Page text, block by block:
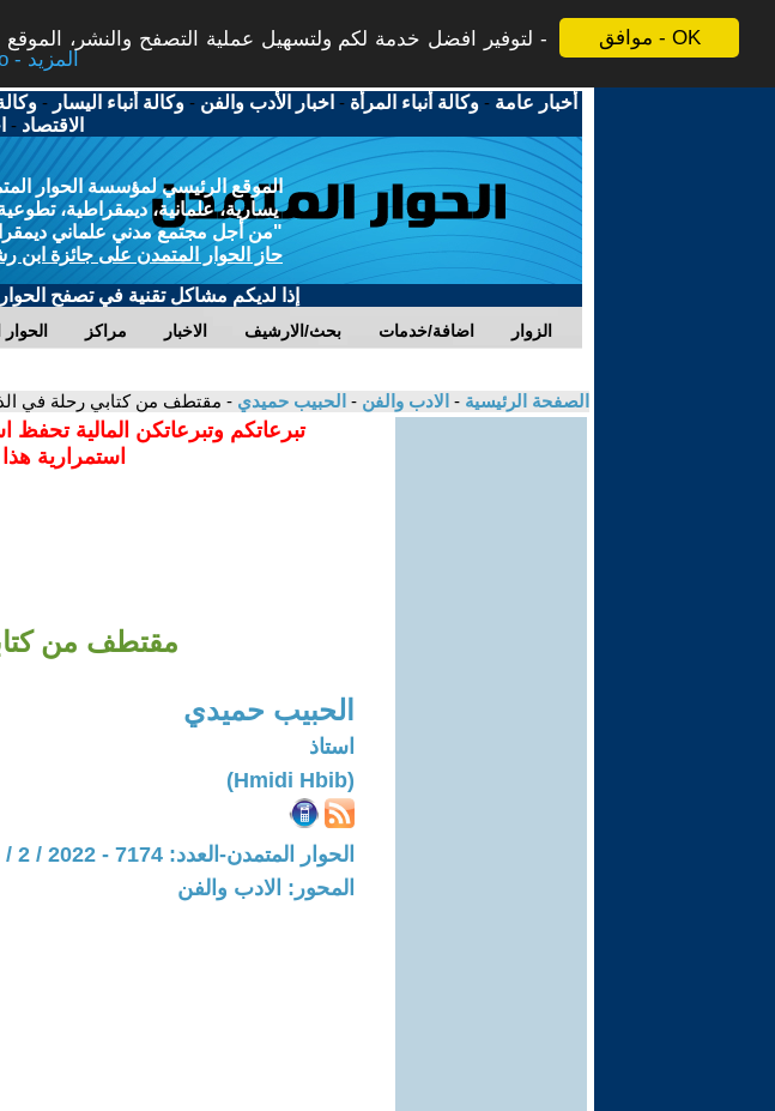
موافق - OK
لتوفير افضل خدمة لكم ولتسهيل عملية التصفح والنشر،
More info - المزيد
أخبار عامة -وكالة أنباء المرأة - اخبار الأدب والفن -وكالة أنباء اليسار -
الاقتصاد -
الموقع الرئيسي لمؤسسة الحوار
يسارية، علمانية، ديمقراطية،
"من أجل مجتمع مدني علماني
حاز الحوار المتمدن على جائزة ابن
إذا لديكم مشاكل تقنية في تصفح
مراكز الاخبار بحث/الارشيف اضافة/خدمات الزوار
الصفحة الرئيسية - الادب والفن - الحبيب حميدي - مقتطف من كتابي رحلة في
تبرعاتكم وتبرعاتكن المالية
استمرارية
مقتطف من
الحبيب حميدي
استاذ
(Hmidi Hbib)
الحوار المتمدن-العدد: 7174 - 2022 / 2 / 26 - 21:44
المحور: الادب والفن